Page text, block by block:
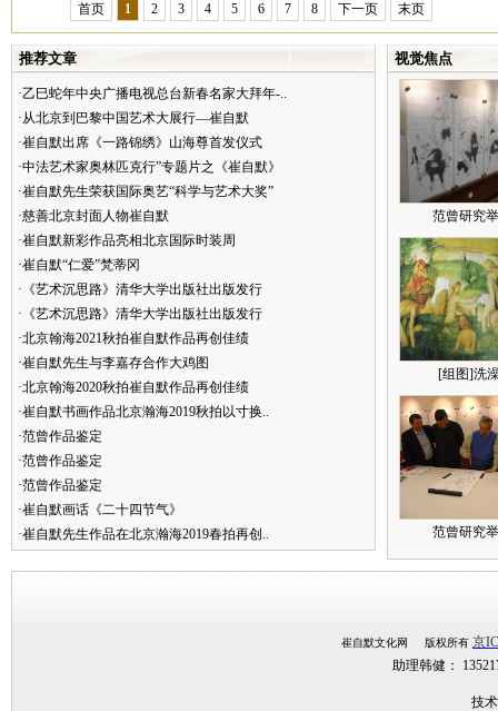
首页 1 2 3 4 5 6 7 8 下一页 末页
推荐文章
·乙巳蛇年中央广播电视总台新春名家大拜年-..
·从北京到巴黎中国艺术大展行—崔自默
·崔自默出席《一路锦绣》山海尊首发仪式
·中法艺术家奥林匹克行”专题片之《崔自默》
·崔自默先生荣获国际奥艺“科学与艺术大奖”
·慈善北京封面人物崔自默
·崔自默新彩作品亮相北京国际时装周
·崔自默“仁爱”梵蒂冈
·《艺术沉思路》清华大学出版社出版发行
·《艺术沉思路》清华大学出版社出版发行
·北京翰海2021秋拍崔自默作品再创佳绩
·崔自默先生与李嘉存合作大鸡图
·北京翰海2020秋拍崔自默作品再创佳绩
·崔自默书画作品北京瀚海2019秋拍以寸换..
·范曾作品鉴定
·范曾作品鉴定
·范曾作品鉴定
·崔自默画话《二十四节气》
·崔自默先生作品在北京瀚海2019春拍再创..
视觉焦点
范曾研究
[组图]洗
范曾研究
崔自默文化网 版权所有 京
助理韩健：
技